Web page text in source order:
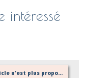
intéressé
Cet article n'est plus proposé, retournez au menu principal ou contactez moi!